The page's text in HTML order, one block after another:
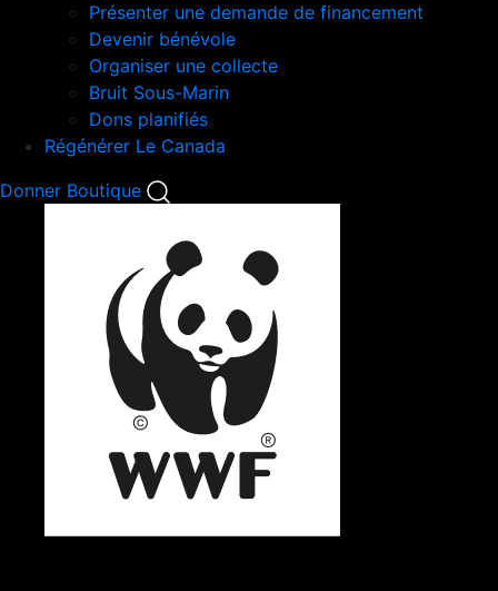
Présenter une demande de financement
Devenir bénévole
Organiser une collecte
Bruit Sous-Marin
Dons planifiés
Régénérer Le Canada
Donner Boutique